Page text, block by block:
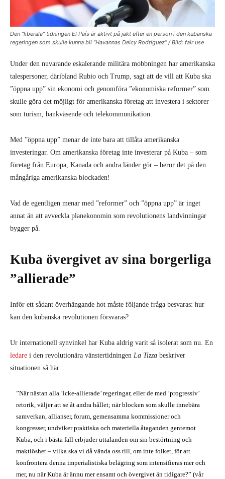
Den ”liberala” tidningen El País är aktivt på jakt efter en person i den kubanska
regeringen som skulle kunna bli ”Havannas Delcy Rodríguez” / Bild: fair use
Under den nuvarande eskalerande militära mobbningen har amerikanska
talespersoner, däribland Rubio och Trump, sagt att de vill att Kuba ska
”öppna upp” sin ekonomi och genomföra ”ekonomiska reformer” som
skulle göra det möjligt för amerikanska företag att investera i sektorer
som turism, bankväsende och telekommunikation.
Med ”öppna upp” menar de inte bara att tillåta amerikanska
investeringar. Om amerikanska företag inte investerar på Kuba – som
företag från Europa, Kanada och andra länder gör – beror det på den
mångåriga amerikanska blockaden!
Vad de egentligen menar med ”reformer” och ”öppna upp” är inget
annat än att avveckla planekonomin som revolutionens landvinningar
bygger på.
Kuba övergivet av sina borgerliga
”allierade”
Inför ett sådant överhängande hot måste följande fråga besvaras: hur
kan den kubanska revolutionen försvaras?
Ur internationell synvinkel har Kuba aldrig varit så isolerat som nu. En
ledare i den revolutionära vänstertidningen La Tizza beskriver
situationen så här:
”När nästan alla ’icke-allierade’ regeringar, eller de med ’progressiv’
retorik, väljer att se åt andra hållet; när blocken som skulle innebära
samverkan, allianser, forum, gemensamma kommissioner och
kongresser, undviker praktiska och materiella åtaganden gentemot
Kuba, och i bästa fall erbjuder uttalanden om sin bestörtning och
maktlöshet – vilka ska vi då vända oss till, om inte folket, för att
konfrontera denna imperialistiska belägring som intensifieras mer och
mer, nu när Kuba är ännu mer ensamt och övergivet än tidigare?” (vår